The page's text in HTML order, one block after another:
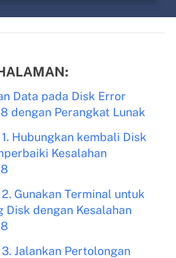
Data pada Disk Error
dengan Perangkat Lunak
Hubungkan kembali Disk
Kesalahan
Gunakan Terminal untuk
Disk dengan Kesalahan
Jalankan Pertolongan